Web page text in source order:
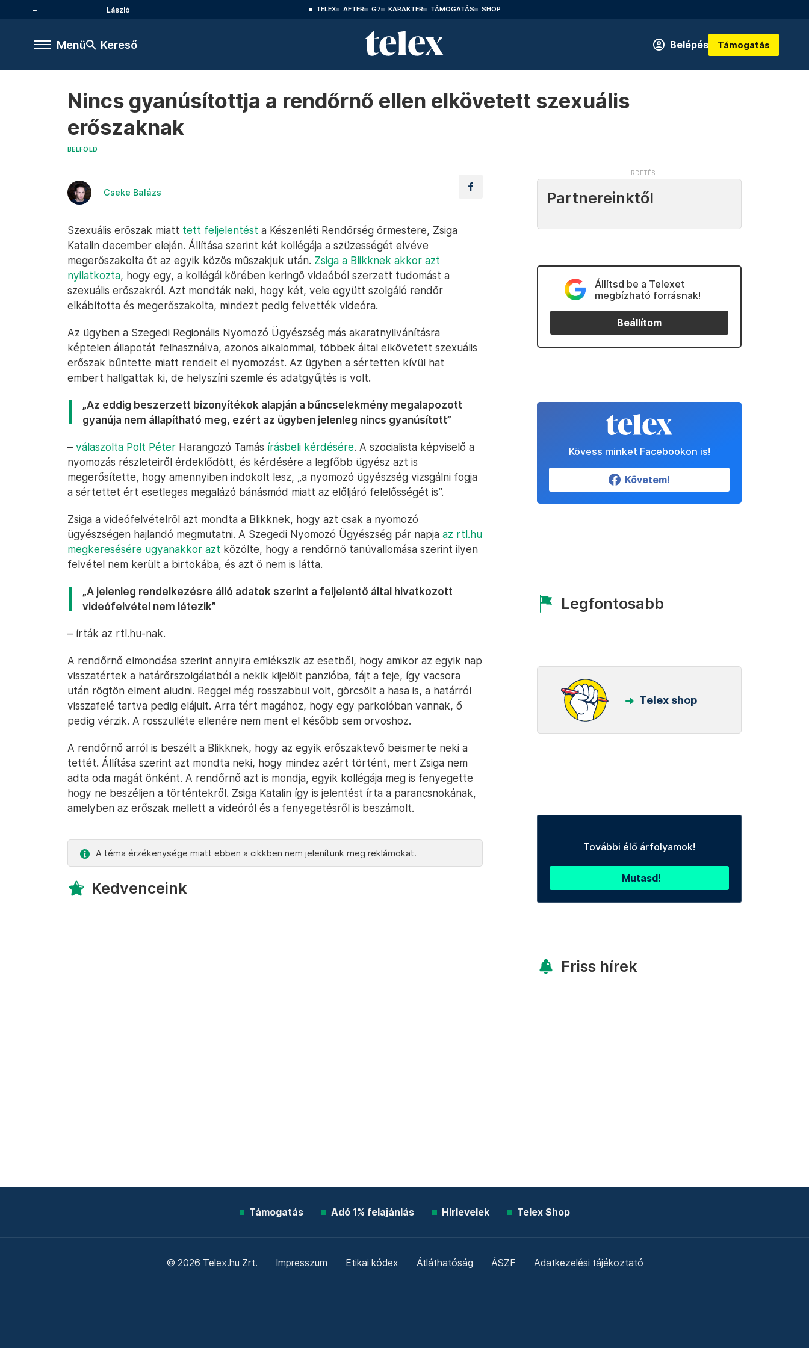
László TELEX AFTER G7 KARAKTER TÁMOGATÁS SHOP
Menü Kereső Belépés Támogatás
Nincs gyanúsítottja a rendőrnő ellen elkövetett szexuális
erőszaknak
BELFÖLD
Cseke Balázs
Szexuális erőszak miatt tett feljelentést a Készenléti Rendőrség őrmestere, Zsiga
Katalin december elején. Állítása szerint két kollégája a szüzességét elvéve
megerőszakolta őt az egyik közös műszakjuk után. Zsiga a Blikknek akkor azt
nyilatkozta, hogy egy, a kollégái körében keringő videóból szerzett tudomást a
szexuális erőszakról. Azt mondták neki, hogy két, vele együtt szolgáló rendőr
elkábította és megerőszakolta, mindezt pedig felvették videóra.
Az ügyben a Szegedi Regionális Nyomozó Ügyészség más akaratnyilvánításra
képtelen állapotát felhasználva, azonos alkalommal, többek által elkövetett szexuális
erőszak bűntette miatt rendelt el nyomozást. Az ügyben a sértetten kívül hat
embert hallgattak ki, de helyszíni szemle és adatgyűjtés is volt.
„Az eddig beszerzett bizonyítékok alapján a bűncselekmény megalapozott
gyanúja nem állapítható meg, ezért az ügyben jelenleg nincs gyanúsított”
– válaszolta Polt Péter Harangozó Tamás írásbeli kérdésére. A szocialista képviselő a
nyomozás részleteiről érdeklődött, és kérdésére a legfőbb ügyész azt is
megerősítette, hogy amennyiben indokolt lesz, „a nyomozó ügyészség vizsgálni fogja
a sértettet ért esetleges megalázó bánásmód miatt az előljáró felelősségét is”.
Zsiga a videófelvételről azt mondta a Blikknek, hogy azt csak a nyomozó
ügyészségen hajlandó megmutatni. A Szegedi Nyomozó Ügyészség pár napja az rtl.hu
megkeresésére ugyanakkor azt közölte, hogy a rendőrnő tanúvallomása szerint ilyen
felvétel nem került a birtokába, és azt ő nem is látta.
„A jelenleg rendelkezésre álló adatok szerint a feljelentő által hivatkozott
videófelvétel nem létezik”
– írták az rtl.hu-nak.
A rendőrnő elmondása szerint annyira emlékszik az esetből, hogy amikor az egyik nap
visszatértek a határőrszolgálatból a nekik kijelölt panzióba, fájt a feje, így vacsora
után rögtön elment aludni. Reggel még rosszabbul volt, görcsölt a hasa is, a határról
visszafelé tartva pedig elájult. Arra tért magához, hogy egy parkolóban vannak, ő
pedig vérzik. A rosszulléte ellenére nem ment el később sem orvoshoz.
A rendőrnő arról is beszélt a Blikknek, hogy az egyik erőszaktevő beismerte neki a
tettét. Állítása szerint azt mondta neki, hogy mindez azért történt, mert Zsiga nem
adta oda magát önként. A rendőrnő azt is mondja, egyik kollégája meg is fenyegette
hogy ne beszéljen a történtekről. Zsiga Katalin így is jelentést írta a parancsnokának,
amelyben az erőszak mellett a videóról és a fenyegetésről is beszámolt.
A téma érzékenysége miatt ebben a cikkben nem jelenítünk meg reklámokat.
Kedvenceink
Partnereinktől
Állítsd be a Telexet
megbízható forrásnak!
Beállítom
Kövess minket Facebookon is!
Követem!
Legfontosabb
Telex shop
További élő árfolyamok!
Mutasd!
Friss hírek
Támogatás Adó 1% felajánlás Hírlevelek Telex Shop
© 2026 Telex.hu Zrt. Impresszum Etikai kódex Átláthatóság ÁSZF Adatkezelési tájékoztató